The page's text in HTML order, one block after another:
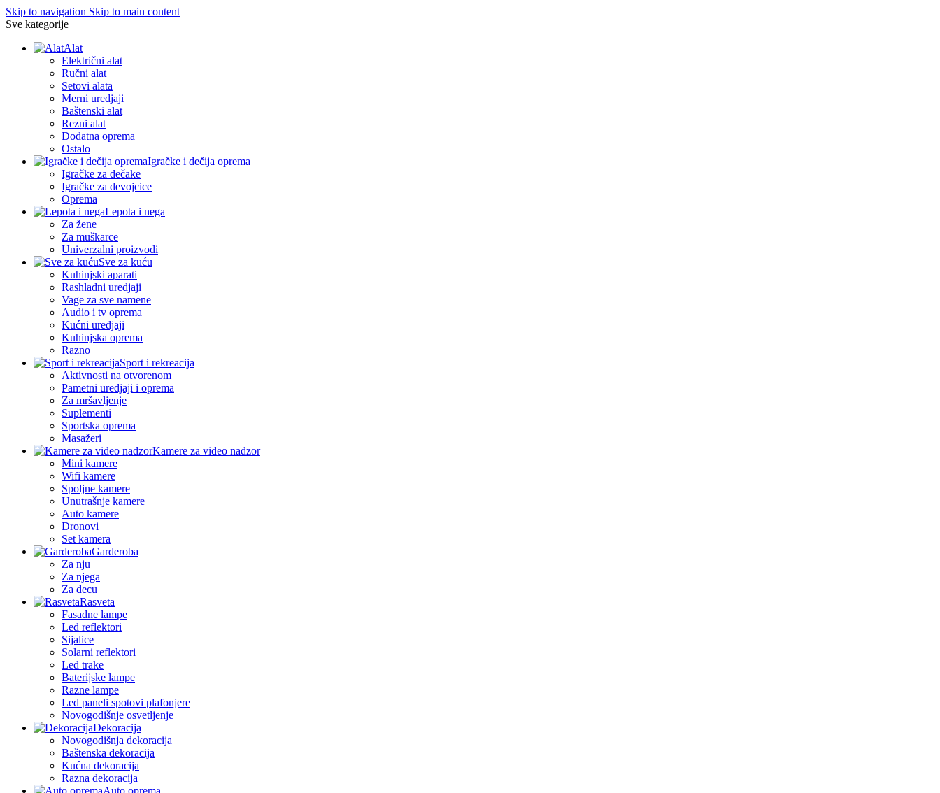
Skip to navigation Skip to main content
Sve kategorije
Alat
Električni alat
Ručni alat
Setovi alata
Merni uredjaji
Baštenski alat
Rezni alat
Dodatna oprema
Ostalo
Igračke i dečija oprema
Igračke za dečake
Igračke za devojcice
Oprema
Lepota i nega
Za žene
Za muškarce
Univerzalni proizvodi
Sve za kuću
Kuhinjski aparati
Rashladni uredjaji
Vage za sve namene
Audio i tv oprema
Kućni uredjaji
Kuhinjska oprema
Razno
Sport i rekreacija
Aktivnosti na otvorenom
Pametni uredjaji i oprema
Za mršavljenje
Suplementi
Sportska oprema
Masažeri
Kamere za video nadzor
Mini kamere
Wifi kamere
Spoljne kamere
Unutrašnje kamere
Auto kamere
Dronovi
Set kamera
Garderoba
Za nju
Za njega
Za decu
Rasveta
Fasadne lampe
Led reflektori
Sijalice
Solarni reflektori
Led trake
Baterijske lampe
Razne lampe
Led paneli spotovi plafonjere
Novogodišnje osvetljenje
Dekoracija
Novogodišnja dekoracija
Baštenska dekoracija
Kućna dekoracija
Razna dekoracija
Auto oprema